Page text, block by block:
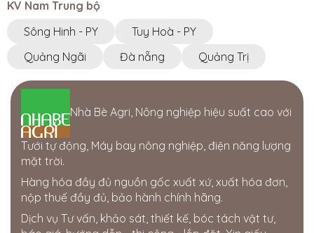
KV Nam Trung bộ
Sông Hinh - PY
Tuy Hoà - PY
Quảng Ngãi
Đà nẵng Quảng Trị
Nhà Bè Agri, Nông nghiệp hiệu suất cao với
Tưới tự động, Máy bay nông nghiệp, điện năng lượng
mặt trời.
Hàng hóa đầy đủ nguồn gốc xuất xứ, xuất hóa đơn,
nộp thuế đầy đủ, bảo hành chính hãng.
Dịch vụ Tư vấn, khảo sát, thiết kế, bóc tách vật tư,